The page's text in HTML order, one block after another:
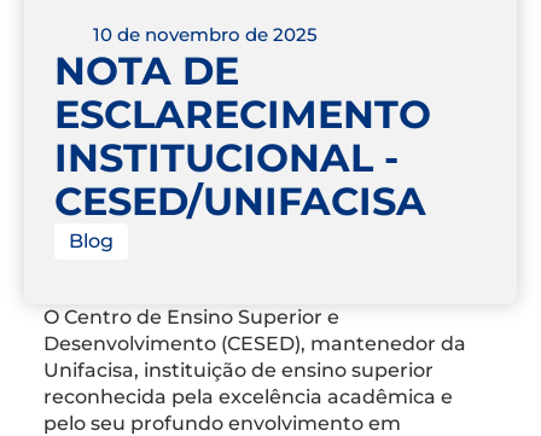
10 de novembro de 2025
NOTA DE
ESCLARECIMENTO
INSTITUCIONAL -
CESED/UNIFACISA
Blog
O Centro de Ensino Superior e
Desenvolvimento (CESED), mantenedor da
Unifacisa, instituição de ensino superior
reconhecida pela excelência acadêmica e
pelo seu profundo envolvimento em